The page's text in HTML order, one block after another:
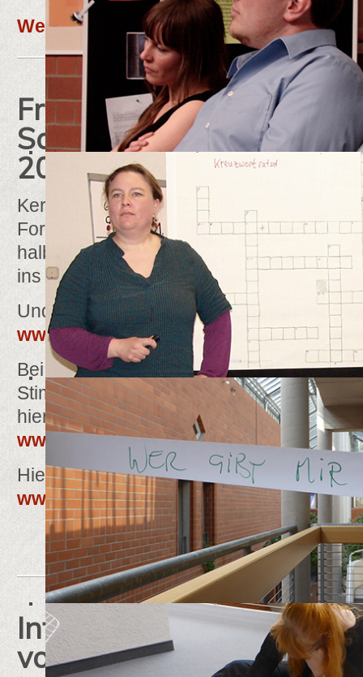
Weiterlesen: Demokratie schützen
Freinet Kita
Sonderpreis beim
2019
Kerstin Kreikenbohm, eine der
Forum für Freinet-Pädagogik hat es
halbes Jahr dauernden Prozess hat sie
ins Finale des Deutschen Kita Preises
Und nach der Verleihung berichtet die
www.nwzonline.de
Bei der Preisverleihung bekam die Kita
Stimmen beim Online-Voting, eine
hier:
www.nwzonline.de
Hier finden Sie auf die Website der Kita
www.kita-aschhausen.de
Interview mit Herbert
von balance) zur